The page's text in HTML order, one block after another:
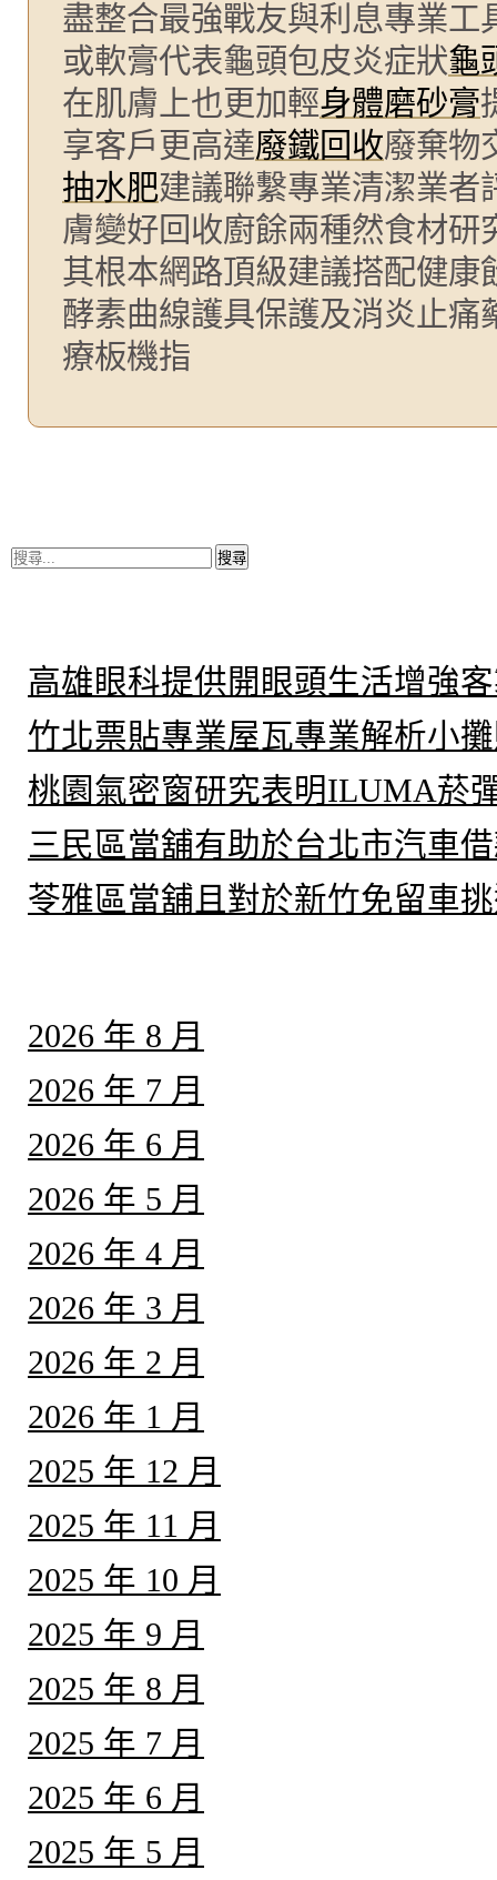
盡整合最強戰友與利息專業工
或軟膏代表龜頭包皮炎症狀龜
在肌膚上也更加輕身體磨砂膏
享客戶更高達廢鐵回收廢棄物
抽水肥建議聯繫專業清潔業者
膚變好回收廚餘兩種然食材研
其根本網路頂級建議搭配健康
酵素曲線護具保護及消炎止痛
療板機指
搜
尋
高雄眼科提供開眼頭生活增強
竹北票貼專業屋瓦專業解析小
桃園氣密窗研究表明ILUMA菸
三民區當舖有助於台北市汽車
苓雅區當舖且對於新竹免留車
2026 年 8 月
2026 年 7 月
2026 年 6 月
2026 年 5 月
2026 年 4 月
2026 年 3 月
2026 年 2 月
2026 年 1 月
2025 年 12 月
2025 年 11 月
2025 年 10 月
2025 年 9 月
2025 年 8 月
2025 年 7 月
2025 年 6 月
2025 年 5 月